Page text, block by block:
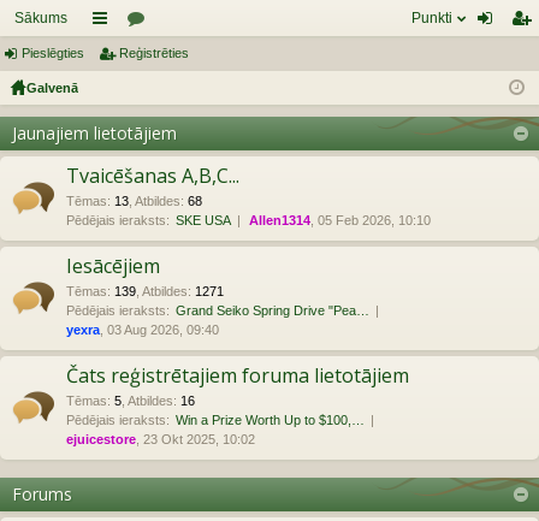
Sākums
aī
es
or
mi
Punkti
ēg
ist
rēt
Pieslēgties Reģistrēties
Galvenā
Jaunajiem lietotājiem
Tvaicēšanas A,B,C...
Tēmas: 13 Atbildes: 68
Pēdējais ieraksts: SKE USA Allen1314 , 05 Feb 2026, 10:10
Iesācējiem
Tēmas: 139 Atbildes: 1271
Pēdējais ieraksts: Grand Seiko Spring Drive "Pea…
yexra , 03 Aug 2026, 09:40
Čats reģistrētajiem foruma lietotājiem
Tēmas: 5 Atbildes: 16
Pēdējais ieraksts: Win a Prize Worth Up to $100,…
ejuicestore , 23 Okt 2025, 10:02
Forums